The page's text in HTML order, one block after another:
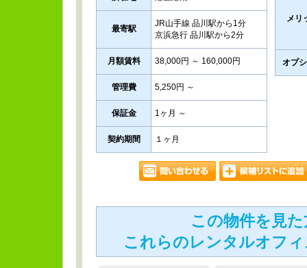
最寄駅
JR山手線 品川駅から1分
京浜急行 品川駅から2分
月額賃料 38,000円 ～ 160,000円
管理費 5,250円 ～
保証金 1ヶ月 ～
契約期間 １ヶ月
メリ
オプ
この物件を見
これらのレンタルオフ